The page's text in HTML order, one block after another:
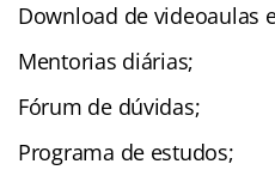
Download de videoaulas
Mentorias diárias;
Fórum de dúvidas;
Programa de estudos;